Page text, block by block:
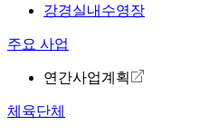
강경실내수영장
주요 사업
연간사업계획
체육단체